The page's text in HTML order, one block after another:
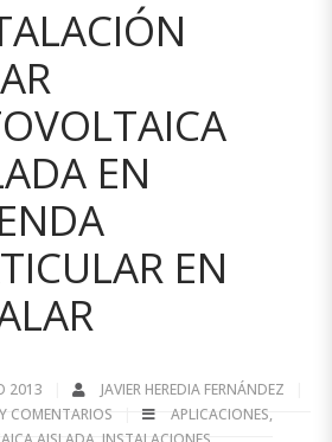
EN
EN
2013
JAVIER HEREDIA FERNÁNDEZ
COMENTARIOS
APLICACIONES,